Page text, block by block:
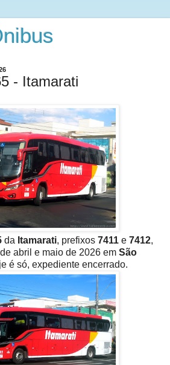
- Itamarati
da Itamarati, prefixos 7411 e 7412,
abril e maio de 2026 em São
é só, expediente encerrado.